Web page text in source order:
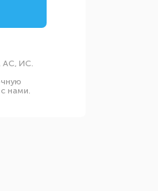
АС, ИС.
нами.